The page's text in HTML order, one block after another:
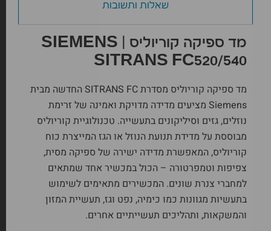
שאלות ותשובות
מד ספיקה קוריוליס | SIEMENS
SITRANS FC520/540
מד ספיקה קוריוליס מסדרת SITRANS FC החדשה מבית
Siemens מציעים מדידה מדויקת ואמינה של זרימת
נוזלים, גזים וסיליקונים בתעשייה. טכנולוגיית קוריוליס
מבוססת על מדידת תנועת הנוזל או הגז המייצרת כוח
קוריוליס, המאפשרת מדידה ישירה של ספיקה מסית,
צפיפות וטמפרטורה – הכול במכשיר אחד שמתאים
למחברי צנרת שונים. המכשירים מתאימים לשימוש
בתעשיות מגוונות כמו כימיה, נפט וגז, תעשיית המזון
והמשקאות, ותהליכים תעשייתיים אחרים.